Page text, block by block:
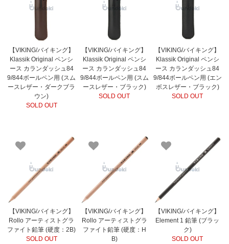
【VIKING/バイキング】
Klassik Original ペンシ
ース カランダッシュ84
9/844ボールペン用 (スム
ースレザー・ダークブラ
ウン)
SOLD OUT
【VIKING/バイキング】
Klassik Original ペンシ
ース カランダッシュ84
9/844ボールペン用 (スム
ースレザー・ブラック)
SOLD OUT
【VIKING/バイキング】
Klassik Original ペンシ
ース カランダッシュ84
9/844ボールペン用 (エン
ボスレザー・ブラック)
SOLD OUT
【VIKING/バイキング】
Rollo アーティストグラ
ファイト鉛筆 (硬度：2B)
SOLD OUT
【VIKING/バイキング】
Rollo アーティストグラ
ファイト鉛筆 (硬度：H
B)
【VIKING/バイキング】
Element 1 鉛筆 (ブラッ
ク)
SOLD OUT